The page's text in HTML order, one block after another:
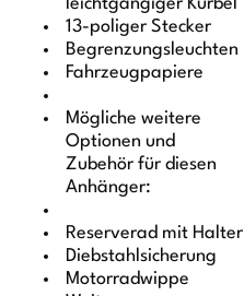
13-poliger Stecker
Begrenzungsleuchten
Fahrzeugpapiere
Mögliche weitere
Optionen und
Zubehör für diesen
Anhänger:
Reserverad mit Halter
Diebstahlsicherung
Motorradwippe